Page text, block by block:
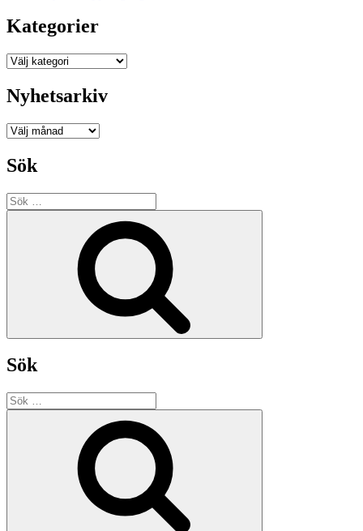
Kategorier
Kategorier
Nyhetsarkiv
Nyhetsarkiv
Sök
Sök
efter:
Sök
Sök
efter: